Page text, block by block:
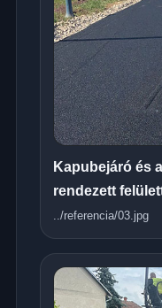
Kapubejáró és
rendezett
../referencia/03.jpg